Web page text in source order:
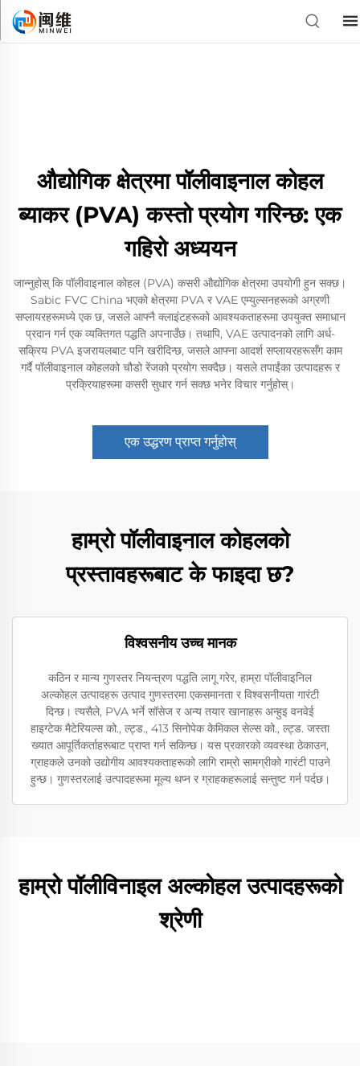
औद्योगिक क्षेत्रमा पॉलीवाइनाल कोहल
ब्याकर (PVA) कस्तो प्रयोग गरिन्छ: एक
गहिरो अध्ययन
जान्नुहोस् कि पॉलीवाइनाल कोहल (PVA) कसरी औद्योगिक क्षेत्रमा उपयोगी हुन सक्छ।
Sabic FVC China भएको क्षेत्रमा PVA र VAE एम्युल्सनहरूको अग्रणी
सप्लायरहरूमध्ये एक छ, जसले आफ्नै क्लाइंटहरूको आवश्यकताहरूमा उपयुक्त समाधान
प्रदान गर्न एक व्यक्तिगत पद्धति अपनाउँछ। तथापि, VAE उत्पादनको लागि अर्ध-
सक्रिय PVA इजरायलबाट पनि खरीदिन्छ, जसले आफ्ना आदर्श सप्लायरहरूसँग काम
गर्दै पॉलीवाइनाल कोहलको चौडो रेंजको प्रयोग सक्दैछ। यसले तपाईंका उत्पादहरू र
प्रक्रियाहरूमा कसरी सुधार गर्न सक्छ भनेर विचार गर्नुहोस्।
एक उद्धरण प्राप्त गर्नुहोस्
हाम्रो पॉलीवाइनाल कोहलको
प्रस्तावहरूबाट के फाइदा छ?
विश्वसनीय उच्च मानक
कठिन र मान्य गुणस्तर नियन्त्रण पद्धति लागू गरेर, हाम्रा पॉलीवाइनिल
अल्कोहल उत्पादहरू उत्पाद गुणस्तरमा एकसमानता र विश्वसनीयता गारंटी
दिन्छ। त्यसैले, PVA भर्ने सॉसेज र अन्य तयार खानाहरू अन्हुइ वनवेई
हाइग्टेक मैटेरियल्स को., ल्ट्ड., 413 सिनोपेक केमिकल सेल्स को., ल्ट्ड. जस्ता
ख्यात आपूर्तिकर्ताहरूबाट प्राप्त गर्न सकिन्छ। यस प्रकारको व्यवस्था ठेकाउन,
ग्राहकले उनको उद्योगीय आवश्यकताहरूको लागि राम्रो सामग्रीको गारंटी पाउने
हुन्छ। गुणस्तरलाई उत्पादहरूमा मूल्य थप्न र ग्राहकहरूलाई सन्तुष्ट गर्न पर्दछ।
हाम्रो पॉलीविनाइल अल्कोहल उत्पादहरूको
श्रेणी